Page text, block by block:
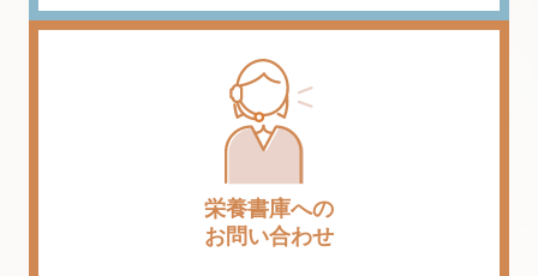
栄養書庫への
お問い合わせ